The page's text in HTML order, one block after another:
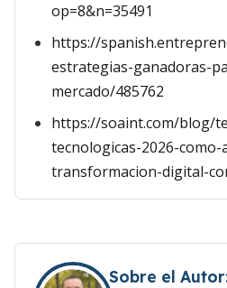
op=8&n=35491
https://
estrategias-ganadoras-
mercado/485762
https://soaint.com/blog/
tecnologicas-2026-como-
transformacion-digital-
Sobre el